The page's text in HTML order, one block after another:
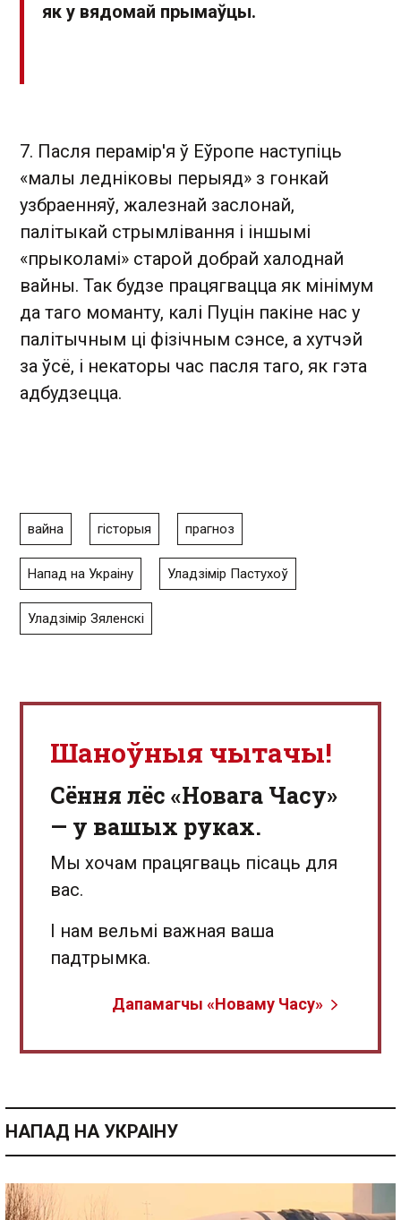
як у вядомай прымаўцы.
7. Пасля перамір'я ў Еўропе наступіць
«малы ледніковы перыяд» з гонкай
узбраенняў, жалезнай заслонай,
палітыкай стрымлівання і іншымі
«прыколамі» старой добрай халоднай
вайны. Так будзе працягвацца як мінімум
да таго моманту, калі Пуцін пакіне нас у
палітычным ці фізічным сэнсе, а хутчэй
за ўсё, і некаторы час пасля таго, як гэта
адбудзецца.
вайна гісторыя прагноз
Напад на Украіну Уладзімір Пастухоў
Уладзімір Зяленскі
Шаноўныя чытачы!
Сёння лёс «Новага Часу»
— у вашых руках.
Мы хочам працягваць пісаць для
вас.
І нам вельмі важная ваша
падтрымка.
Дапамагчы «Новаму Часу»
НАПАД НА УКРАІНУ